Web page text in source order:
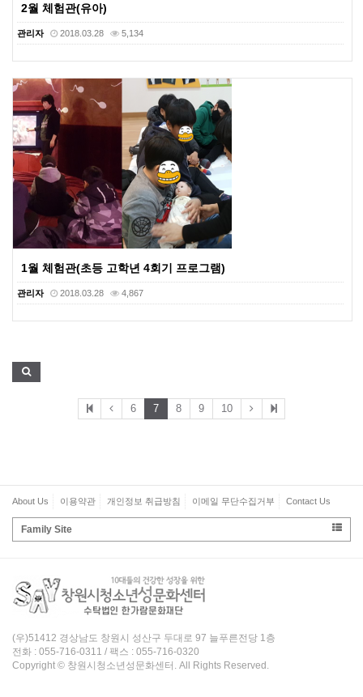
2월 체험관(유아)
관리자 2018.03.28 5,134
1월 체험관(초등 고학년 4회기 프로그램)
관리자 2018.03.28 4,867
6 7 8 9 10
About Us 이용약관 개인정보 취급방침 이메일 무단수집거부 Contact Us
Family Site
(우)51412 경상남도 창원시 성산구 두대로 97 늘푸른전당 1층
전화 : 055-716-0311 / 팩스 : 055-716-0320
Copyright © 창원시청소년성문화센터. All Rights Reserved.